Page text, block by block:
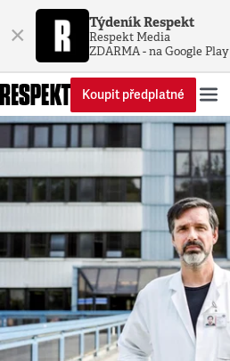
× Týdeník Respekt
Respekt Media
ZDARMA - na Google Play
Koupit předplatné